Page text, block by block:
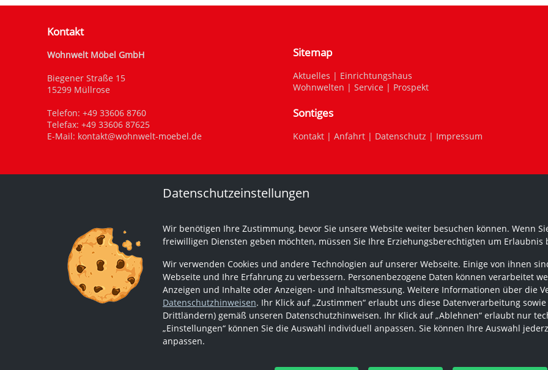
Kontakt
Wohnwelt Möbel GmbH
Biegener Straße 15
15299 Müllrose
Telefon: +49 33606 8760
Telefax: +49 33606 87625
E-Mail: kontakt@wohnwelt-moebel.de
Sitemap
Aktuelles | Einrichtungshaus
Wohnwelten | Service | Prospekt
Sontiges
Kontakt| Anfahrt| Datenschutz | Impressum
Datenschutzeinstellungen
Wir benötigen Ihre Zustimmung, bevor Sie unsere Website weiter besuchen können. Wenn
freiwilligen Diensten geben möchten, müssen Sie Ihre Erziehungsberechtigten um Erlaubnis
Wir verwenden Cookies und andere Technologien auf unserer Webseite. Einige von ihnen
Webseite und Ihre Erfahrung zu verbessern. Personenbezogene Daten können verarbeitet
Anzeigen und Inhalte oder Anzeigen- und Inhaltsmessung. Weitere Informationen über die
Datenschutzhinweisen. Ihr Klick auf „Zustimmen“ erlaubt uns diese Datenverarbeitung
Drittländern) gemäß unseren Datenschutzhinweisen. Ihr Klick auf „Ablehnen“ erlaubt nur
„Einstellungen“ können Sie die Auswahl individuell anpassen. Sie können Ihre Auswahl
anpassen.